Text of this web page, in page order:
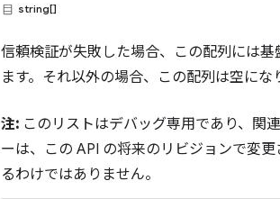
string[]
信頼検証が失敗した場合、この配列には
ます。それ以外の場合、この配列は空にな
注: このリストはデバッグ専用であり、関
ーは、この API の将来のリビジョンで変
るわけではありません。